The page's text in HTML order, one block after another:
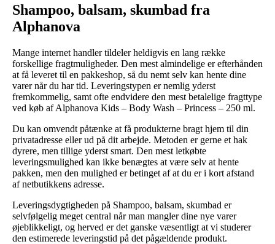
Shampoo, balsam, skumbad fra
Alphanova
Mange internet handler tildeler heldigvis en lang række
forskellige fragtmuligheder. Den mest almindelige er efterhånden
at få leveret til en pakkeshop, så du nemt selv kan hente dine
varer når du har tid. Leveringstypen er nemlig yderst
fremkommelig, samt ofte endvidere den mest betalelige fragttype
ved køb af Alphanova Kids – Body Wash – Princess – 250 ml.
Du kan omvendt påtænke at få produkterne bragt hjem til din
privatadresse eller ud på dit arbejde. Metoden er gerne et hak
dyrere, men tillige yderst smart. Den mest letkøbte
leveringsmulighed kan ikke benægtes at være selv at hente
pakken, men den mulighed er betinget af at du er i kort afstand
af netbutikkens adresse.
Leveringsdygtigheden på Shampoo, balsam, skumbad er
selvfølgelig meget central når man mangler dine nye varer
øjeblikkeligt, og herved er det ganske væsentligt at vi studerer
den estimerede leveringstid på det pågældende produkt.